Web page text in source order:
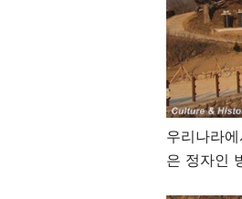
우리나라
은 정자인